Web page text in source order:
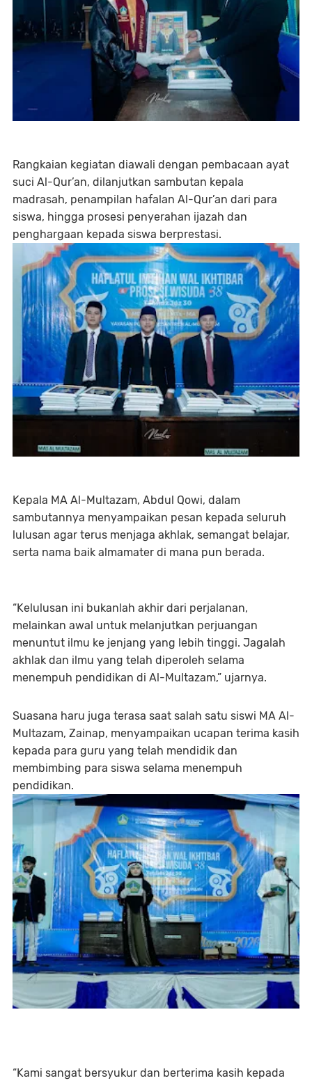
Rangkaian kegiatan diawali dengan pembacaan ayat
suci Al-Qur’an, dilanjutkan sambutan kepala
madrasah, penampilan hafalan Al-Qur’an dari para
siswa, hingga prosesi penyerahan ijazah dan
penghargaan kepada siswa berprestasi.
Kepala MA Al-Multazam, Abdul Qowi, dalam
sambutannya menyampaikan pesan kepada seluruh
lulusan agar terus menjaga akhlak, semangat belajar,
serta nama baik almamater di mana pun berada.
“Kelulusan ini bukanlah akhir dari perjalanan,
melainkan awal untuk melanjutkan perjuangan
menuntut ilmu ke jenjang yang lebih tinggi. Jagalah
akhlak dan ilmu yang telah diperoleh selama
menempuh pendidikan di Al-Multazam,” ujarnya.
Suasana haru juga terasa saat salah satu siswi MA Al-
Multazam, Zainap, menyampaikan ucapan terima kasih
kepada para guru yang telah mendidik dan
membimbing para siswa selama menempuh
pendidikan.
“Kami sangat bersyukur dan berterima kasih kepada